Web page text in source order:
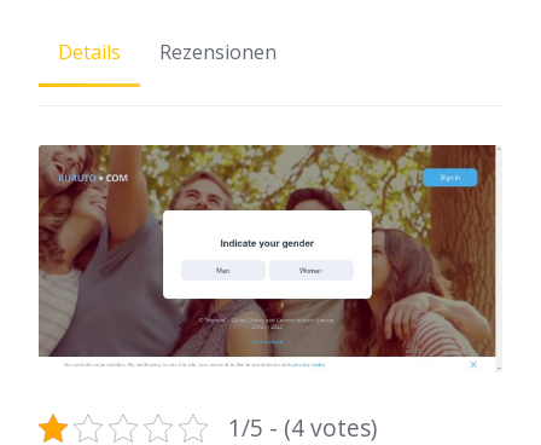
Details Rezensionen
1/5 - (4 votes)